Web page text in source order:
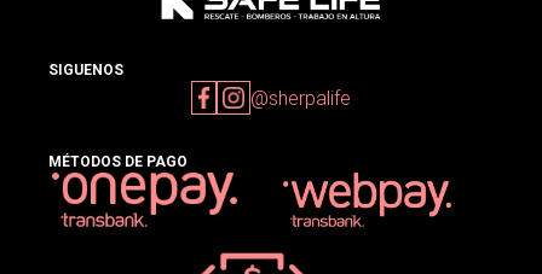
SIGUENOS
@sherpalife
MÉTODOS DE PAGO